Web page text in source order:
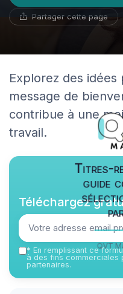
Partager cette page
Explorez des
message de
contribue à une
travail.
Titres-
guide
QVT
Téléchargez
* En remplissant ce
à des fins commerciales
partenaires.